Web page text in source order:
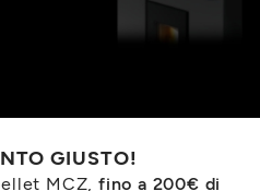
GIUSTO!
MCZ, fino a 200€ di